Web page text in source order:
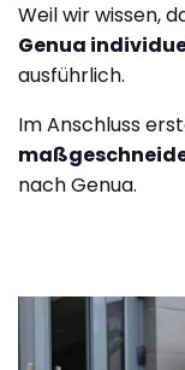
Weil wir wissen,
Genua
ausführlich.
Im Anschluss
nach Genua.